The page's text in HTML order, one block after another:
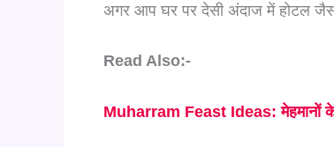
अगर आप घर पर देसी अंदाज में होटल
Read Also:-
Muharram Feast Ideas: मेहमानों